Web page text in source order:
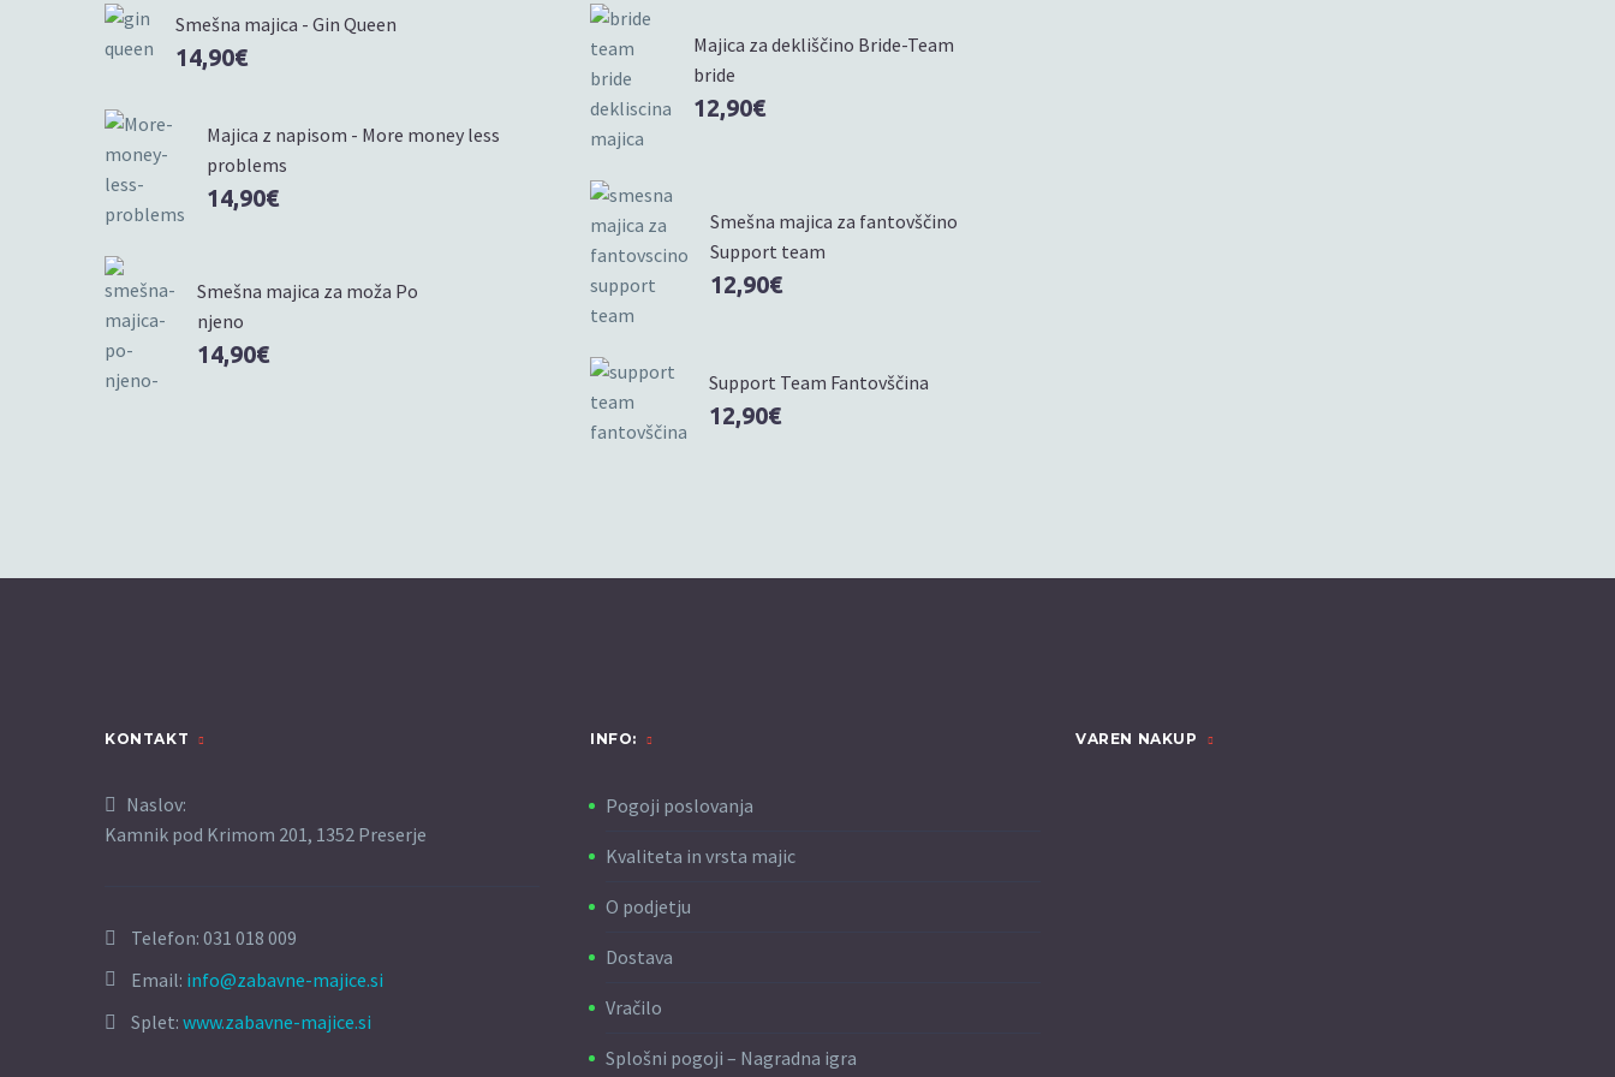
Smešna majica - Gin Queen
14,90€
Majica z napisom - More money less
problems
14,90€
Smešna majica za moža Po
njeno
14,90€
Majica za dekliščino Bride-Team
bride
12,90€
Smešna majica za fantovščino
Support team
12,90€
Support Team Fantovščina
12,90€
KONTAKT
Naslov:
Kamnik pod Krimom 201, 1352 Preserje
Telefon: 031 018 009
Email: info@zabavne-majice.si
Splet: www.zabavne-majice.si
INFO:
Pogoji poslovanja
Kvaliteta in vrsta majic
O podjetju
Dostava
Vračilo
Splošni pogoji – Nagradna igra
VAREN NAKUP